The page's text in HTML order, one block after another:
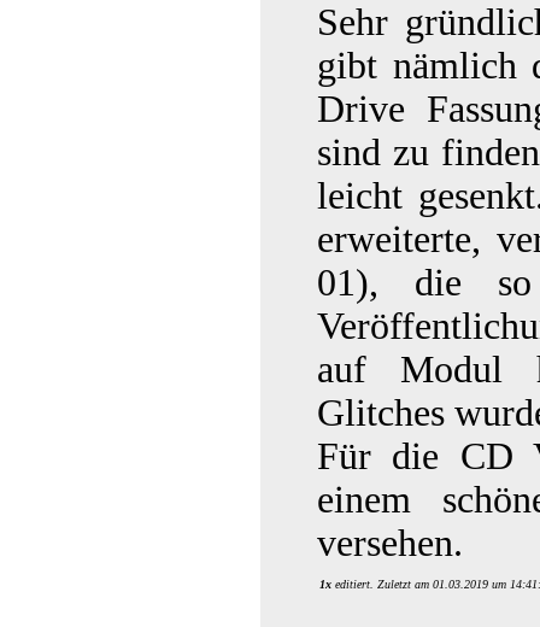
Sehr
gibt nämlich
Drive
sind zu
leicht
erweiterte,
01), die
auf Modul
Glitches
Für die CD
einem
versehen.
1x editiert. Zuletzt am 01.03.2019 um